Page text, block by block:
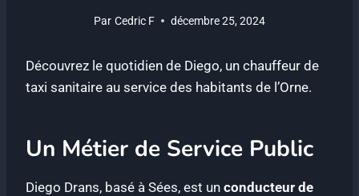
Par Cedric F décembre 25, 2024
Découvrez le quotidien de Diego, un chauffeur de
taxi sanitaire au service des habitants de l’Orne.
Un Métier de Service Public
Diego Drans, basé à Sées, est un conducteur de